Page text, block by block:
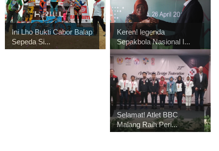
Ini Lho Bukti Cabor Balap
Sepeda Si...
Keren! legenda
Sepakbola Nasional I...
Selamat! Atlet BBC
Malang Raih Peri...